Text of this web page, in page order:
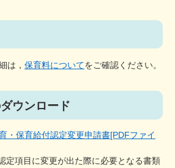
は， 保育料についてをご確認ください。
ウンロード
・保育給付認定変更申請書[PDFファイ
定項目に変更が出た際に必要となる書類